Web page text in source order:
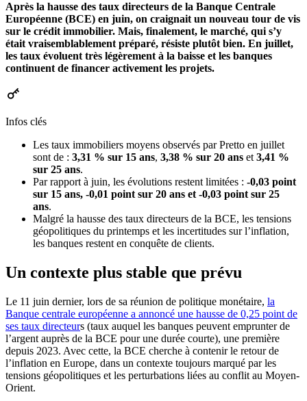
Après la hausse des taux directeurs de la Banque Centrale
Européenne (BCE) en juin, on craignait un nouveau tour de vis
sur le crédit immobilier. Mais, finalement, le marché, qui s’y
était vraisemblablement préparé, résiste plutôt bien. En juillet,
les taux évoluent très légèrement à la baisse et les banques
continuent de financer activement les projets.
Infos clés
Les taux immobiliers moyens observés par Pretto en juillet
sont de : 3,31 % sur 15 ans, 3,38 % sur 20 ans et 3,41 %
sur 25 ans.
Par rapport à juin, les évolutions restent limitées : -0,03 point
sur 15 ans, -0,01 point sur 20 ans et -0,03 point sur 25
ans.
Malgré la hausse des taux directeurs de la BCE, les tensions
géopolitiques du printemps et les incertitudes sur l’inflation,
les banques restent en conquête de clients.
Un contexte plus stable que prévu
Le 11 juin dernier, lors de sa réunion de politique monétaire, la
Banque centrale européenne a annoncé une hausse de 0,25 point de
ses taux directeurs (taux auquel les banques peuvent emprunter de
l’argent auprès de la BCE pour une durée courte), une première
depuis 2023. Avec cette, la BCE cherche à contenir le retour de
l’inflation en Europe, dans un contexte toujours marqué par les
tensions géopolitiques et les perturbations liées au conflit au Moyen-
Orient.